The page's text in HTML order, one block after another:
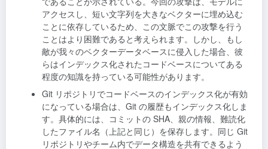
アクセスし、短い文字列を大きなベクターに埋め込む
ことに依存しているため、この文脈でこの攻撃を行う
ことはより困難であると考えられます。しかし、もし
敵が我々のベクターデータベースに侵入した場合、彼
らはインデックス化されたコードベースについてある
程度の知識を持っている可能性があります。
Git リポジトリでコードベースのインデックス化が有効
になっている場合は、Git の履歴もインデックス化しま
す。具体的には、コミットの SHA、親の情報、難読化
したファイル名（上記と同じ）を保存します。同じ Git
リポジトリやチーム内でデータ構造を共有できるよう